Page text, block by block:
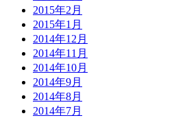
2015年2月
2015年1月
2014年12月
2014年11月
2014年10月
2014年9月
2014年8月
2014年7月